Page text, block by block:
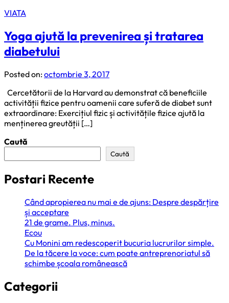
VIATA
Yoga ajută la prevenirea și tratarea
diabetului
Posted on:octombrie 3, 2017
Cercetătorii de la Harvard au demonstrat că beneficiile
activității fizice pentru oamenii care suferă de diabet sunt
extraordinare: Exercițiul fizic și activitățile fizice ajută la
menținerea greutății […]
Caută
Caută
Postari Recente
Când apropierea nu mai e de ajuns: Despre despărțire
și acceptare
21 de grame. Plus, minus.
Ecou
Cu Monini am redescoperit bucuria lucrurilor simple.
De la tăcere la voce: cum poate antreprenoriatul să
schimbe școala românească
Categorii